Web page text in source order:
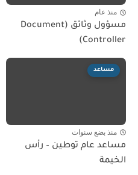
منذ عام
مسؤول وثائق (Document
Controller)
مساعد
منذ بضع سنوات
مساعد عام توطين – رأس
الخيمة